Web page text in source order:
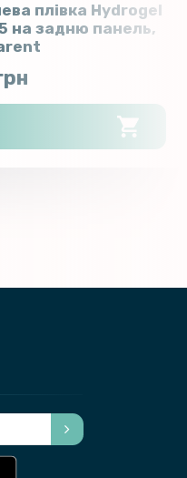
плівка Hydrogel
на задню панель,